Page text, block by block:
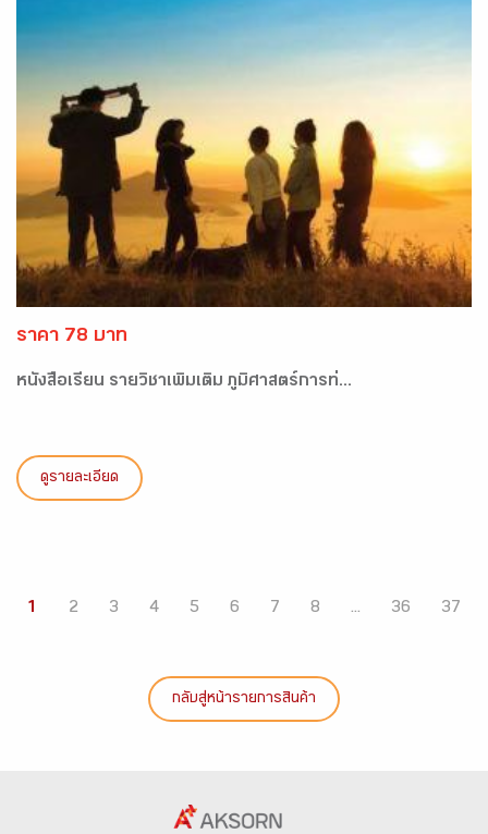
ราคา 78 บาท
หนังสือเรียน รายวิชาเพิ่มเติม ภูมิศาสตร์การท่...
ดูรายละเอียด
1 2 3 4 5 6 7 8 ... 36 37
กลับสู่หน้ารายการสินค้า